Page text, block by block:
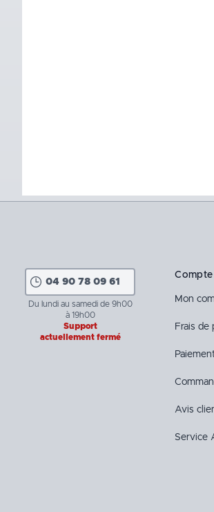
04 90 78 09 61
Du lundi au samedi de 9h00
à 19h00
Support
actuellement fermé
Mon
Frais de
Avis
Service